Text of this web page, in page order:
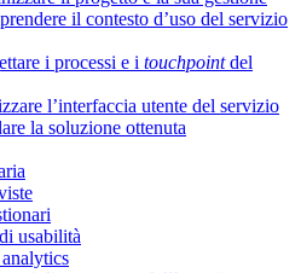
il contesto d’uso del servizio
i processi e i touchpointdel
l’interfaccia utente del servizio
la soluzione ottenuta
usabilità